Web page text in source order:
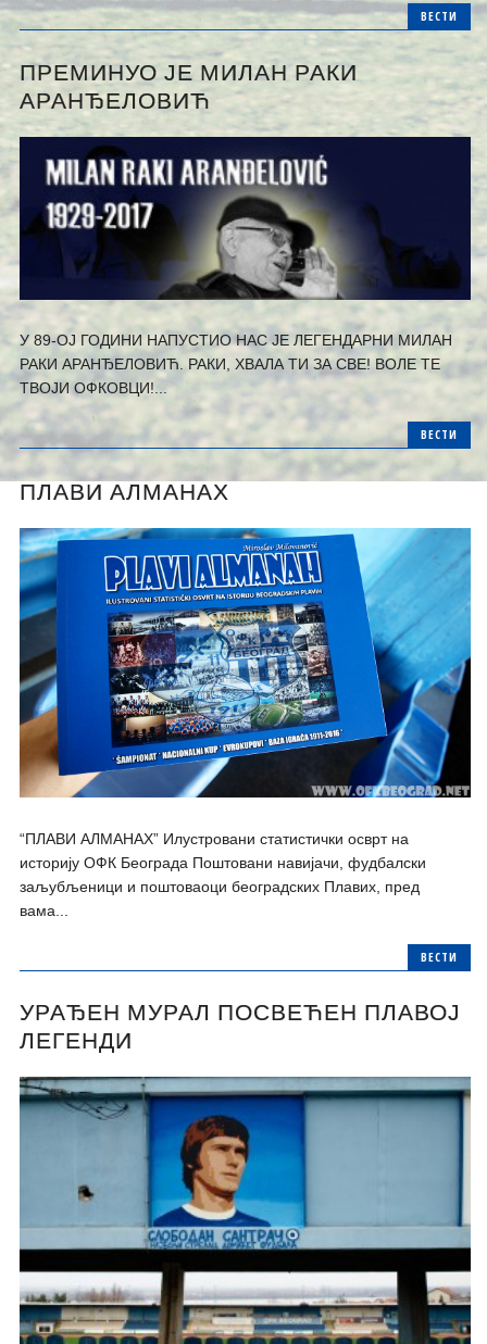
ВЕСТИ
ПРЕМИНУО ЈЕ МИЛАН РАКИ
АРАНЂЕЛОВИЋ
У 89-ОЈ ГОДИНИ НАПУСТИО НАС ЈЕ ЛЕГЕНДАРНИ МИЛАН
РАКИ АРАНЂЕЛОВИЋ. РАКИ, ХВАЛА ТИ ЗА СВЕ! ВОЛЕ ТЕ
ТВОЈИ ОФКОВЦИ!...
ВЕСТИ
ПЛАВИ АЛМАНАХ
“ПЛАВИ АЛМАНАХ” Илустровани статистички осврт на
историју ОФК Београда Поштовани навијачи, фудбалски
заљубљеници и поштоваоци београдских Плавих, пред
вама...
ВЕСТИ
УРАЂЕН МУРАЛ ПОСВЕЋЕН ПЛАВОЈ
ЛЕГЕНДИ